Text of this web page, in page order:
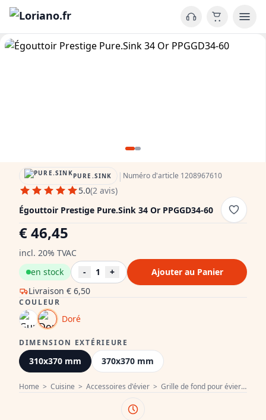
Home > Cuisine > Accessoires d'évier > Grille de fond pour évier >
PURE.SINK | Numéro d'article 1208967610
5.0(2 avis)
Égouttoir Prestige Pure.Sink 34 Or PPGGD34-60
€ 46,45
incl. 20% TVAC
Livraison € 6,50
en stock - 1 + Ajouter au Panier
COULEUR
Doré
DIMENSION EXTÉRIEURE
310x370 mm 370x370 mm